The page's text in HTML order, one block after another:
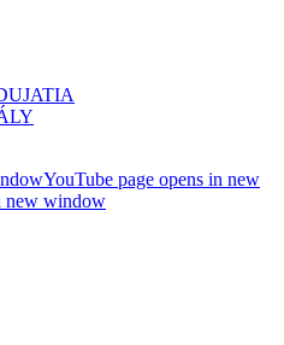
YouTube page opens in new
new window